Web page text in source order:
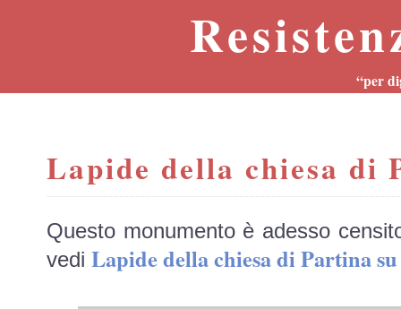
“per
Lapide della chiesa di
Questo monumento è adesso
vedi Lapide della chiesa di Partina